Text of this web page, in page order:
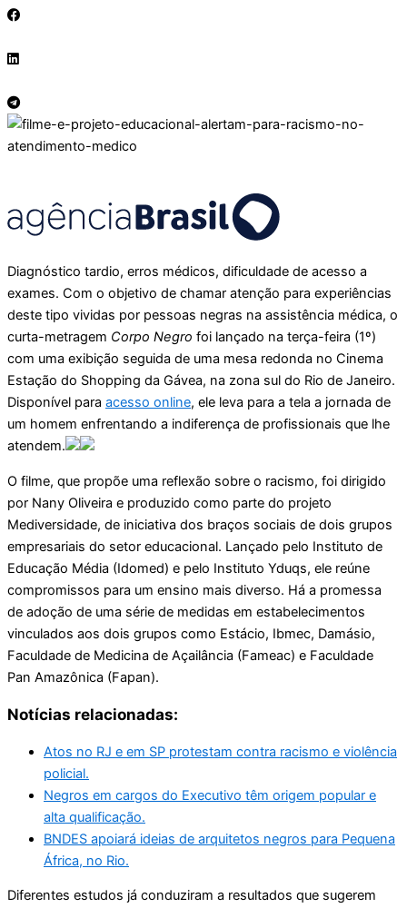
Diagnóstico tardio, erros médicos, dificuldade de acesso a
exames. Com o objetivo de chamar atenção para experiências
deste tipo vividas por pessoas negras na assistência médica, o
curta-metragem Corpo Negro foi lançado na terça-feira (1º)
com uma exibição seguida de uma mesa redonda no Cinema
Estação do Shopping da Gávea, na zona sul do Rio de Janeiro.
Disponível para acesso online, ele leva para a tela a jornada de
um homem enfrentando a indiferença de profissionais que lhe
atendem.
O filme, que propõe uma reflexão sobre o racismo, foi dirigido
por Nany Oliveira e produzido como parte do projeto
Mediversidade, de iniciativa dos braços sociais de dois grupos
empresariais do setor educacional. Lançado pelo Instituto de
Educação Média (Idomed) e pelo Instituto Yduqs, ele reúne
compromissos para um ensino mais diverso. Há a promessa
de adoção de uma série de medidas em estabelecimentos
vinculados aos dois grupos como Estácio, Ibmec, Damásio,
Faculdade de Medicina de Açailância (Fameac) e Faculdade
Pan Amazônica (Fapan).
Notícias relacionadas:
Atos no RJ e em SP protestam contra racismo e violência
policial.
Negros em cargos do Executivo têm origem popular e
alta qualificação.
BNDES apoiará ideias de arquitetos negros para Pequena
África, no Rio.
Diferentes estudos já conduziram a resultados que sugerem